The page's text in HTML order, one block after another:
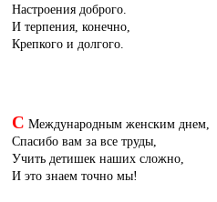
Настроения доброго.
И терпения, конечно,
Крепкого и долгого.
С Международным женским днем,
Спасибо вам за все труды,
Учить детишек наших сложно,
И это знаем точно мы!